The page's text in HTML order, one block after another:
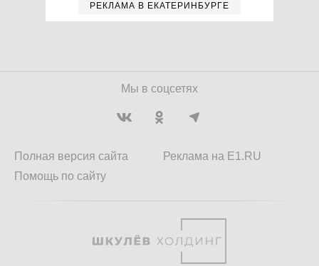
РЕКЛАМА В ЕКАТЕРИНБУРГЕ
Мы в соцсетях
Полная версия сайта
Помощь по сайту
Реклама на E1.RU